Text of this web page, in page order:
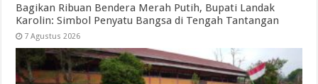
Bagikan Ribuan Bendera Merah Putih, Bupati Landak
Karolin: Simbol Penyatu Bangsa di Tengah Tantangan
7 Agustus 2026